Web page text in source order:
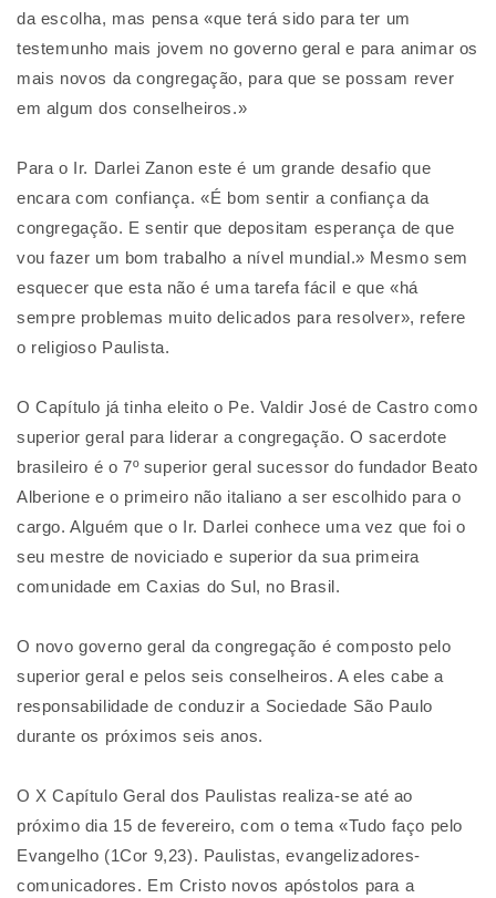
da escolha, mas pensa «que terá sido para ter um
testemunho mais jovem no governo geral e para animar os
mais novos da congregação, para que se possam rever
em algum dos conselheiros.»
Para o Ir. Darlei Zanon este é um grande desafio que
encara com confiança. «É bom sentir a confiança da
congregação. E sentir que depositam esperança de que
vou fazer um bom trabalho a nível mundial.» Mesmo sem
esquecer que esta não é uma tarefa fácil e que «há
sempre problemas muito delicados para resolver», refere
o religioso Paulista.
O Capítulo já tinha eleito o Pe. Valdir José de Castro como
superior geral para liderar a congregação. O sacerdote
brasileiro é o 7º superior geral sucessor do fundador Beato
Alberione e o primeiro não italiano a ser escolhido para o
cargo. Alguém que o Ir. Darlei conhece uma vez que foi o
seu mestre de noviciado e superior da sua primeira
comunidade em Caxias do Sul, no Brasil.
O novo governo geral da congregação é composto pelo
superior geral e pelos seis conselheiros. A eles cabe a
responsabilidade de conduzir a Sociedade São Paulo
durante os próximos seis anos.
O X Capítulo Geral dos Paulistas realiza-se até ao
próximo dia 15 de fevereiro, com o tema «Tudo faço pelo
Evangelho (1Cor 9,23). Paulistas, evangelizadores-
comunicadores. Em Cristo novos apóstolos para a